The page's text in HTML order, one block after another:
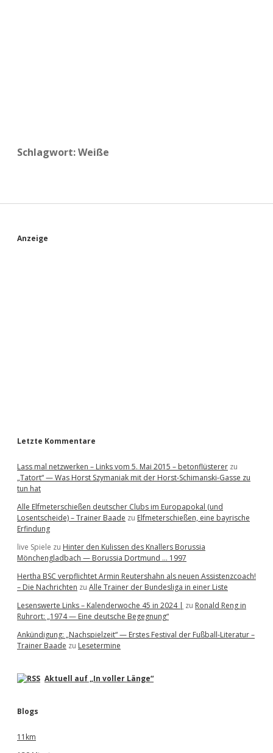
Schlagwort:Weiße
S
Anzeige
Letzte Kommentare
Lass mal netzwerken – Links vom 5. Mai 2015 – betonflüsterer zu
„Tatort“ — Was Horst Szymaniak mit der Horst-Schimanski-Gasse zu
tun hat
Alle Elfmeterschießen deutscher Clubs im Europapokal (und
Losentscheide) – Trainer Baade zu Elfmeterschießen, eine bayrische
Erfindung
live Spiele zu Hinter den Kulissen des Knallers Borussia
Mönchengladbach — Borussia Dortmund … 1997
Hertha BSC verpflichtet Armin Reutershahn als neuen Assistenzcoach!
– Die Nachrichten zu Alle Trainer der Bundesliga in einer Liste
Lesenswerte Links – Kalenderwoche 45 in 2024 | zu Ronald Reng in
Ruhrort: „1974 — Eine deutsche Begegnung“
Ankündigung: „Nachspielzeit“ — Erstes Festival der Fußball-Literatur –
Trainer Baade zu Lesetermine
Aktuell auf „In voller Länge“
Blogs
11km